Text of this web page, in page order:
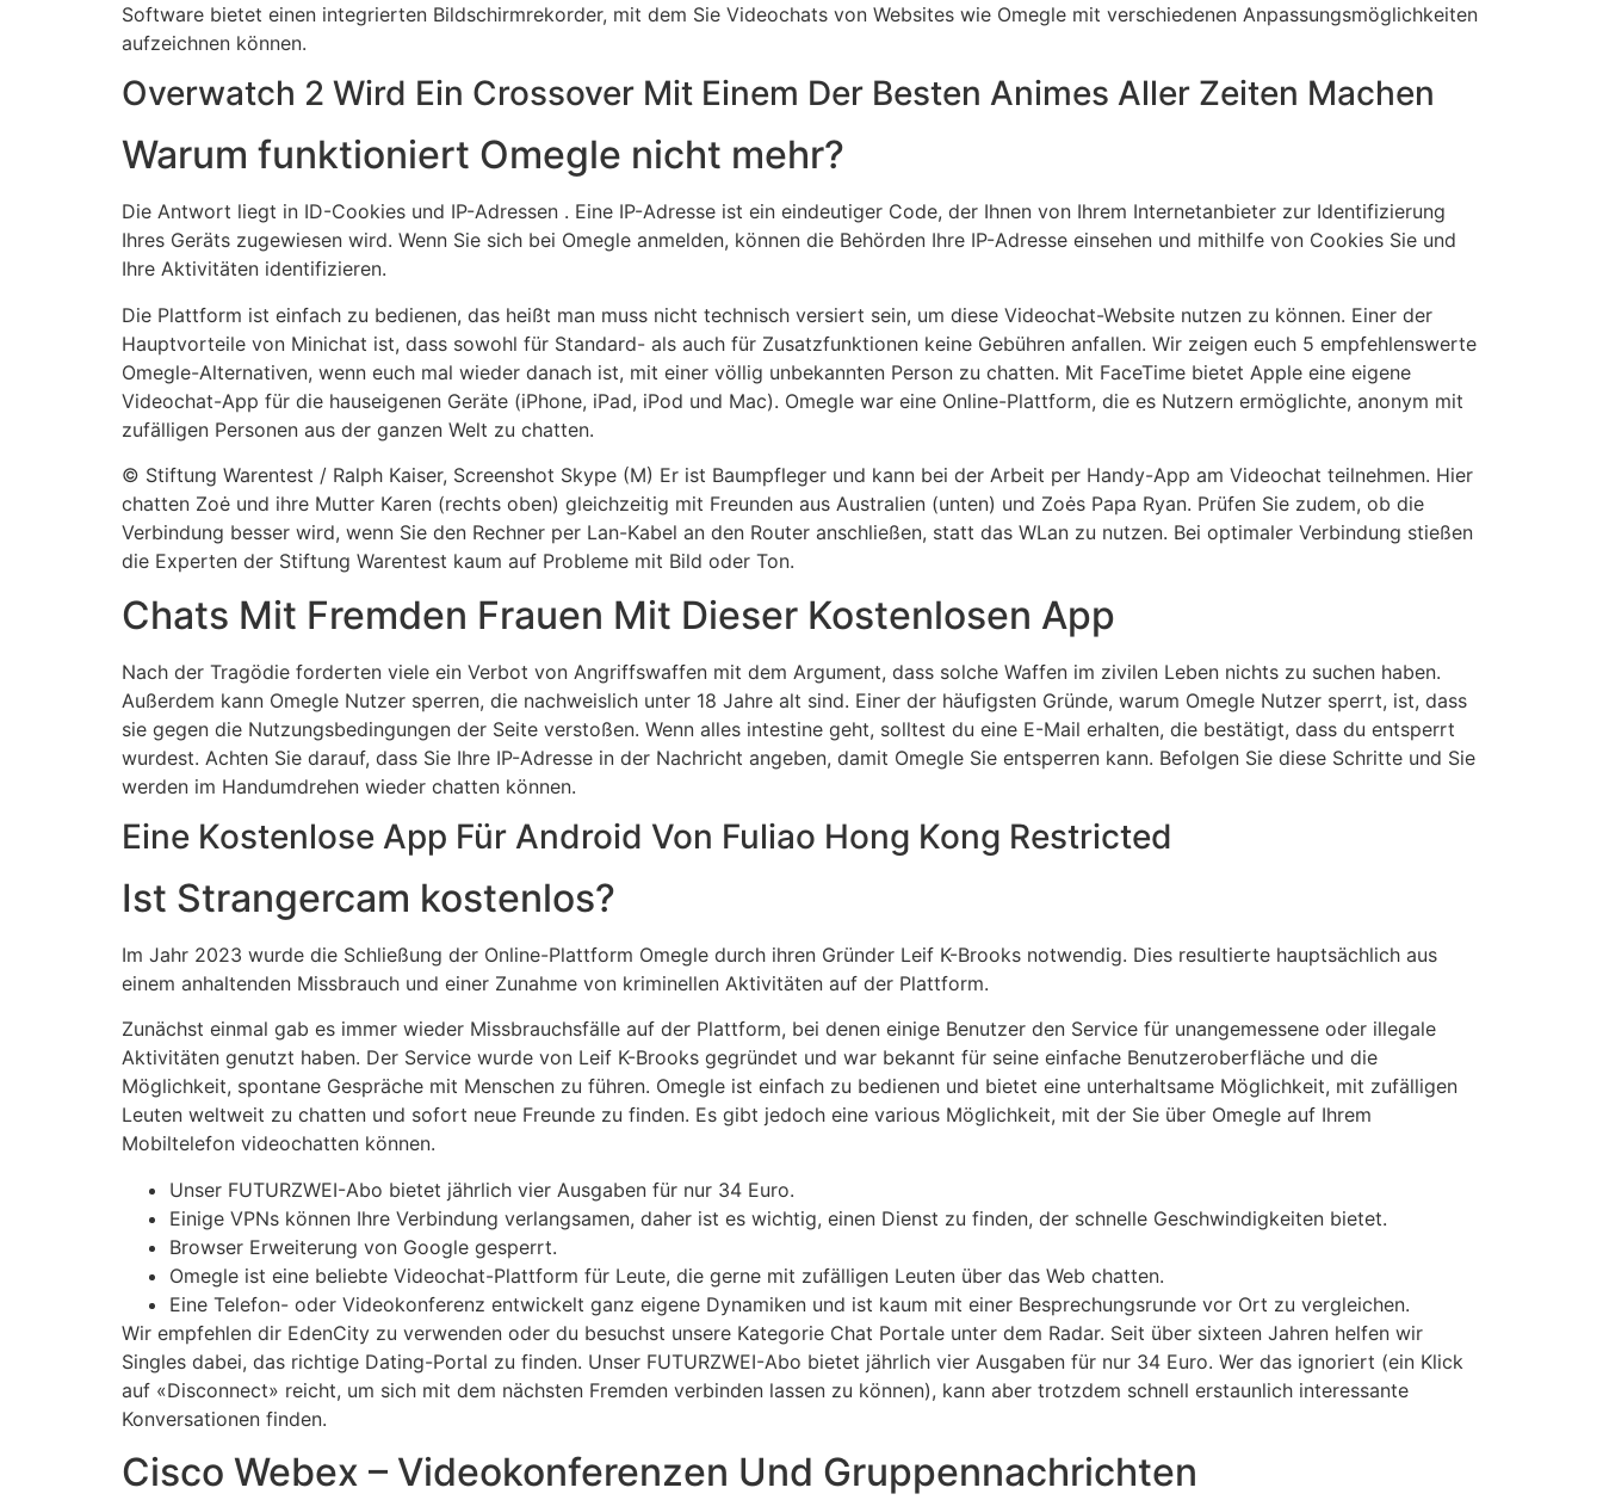
Software bietet einen integrierten Bildschirmrekorder, mit dem Sie Videochats von Websites wie Omegle mit verschiedenen Anpassungsmöglichkeiten
aufzeichnen können.
Overwatch 2 Wird Ein Crossover Mit Einem Der Besten Animes Aller Zeiten Machen
Warum funktioniert Omegle nicht mehr?
Die Antwort liegt in ID-Cookies und IP-Adressen . Eine IP-Adresse ist ein eindeutiger Code, der Ihnen von Ihrem Internetanbieter zur Identifizierung
Ihres Geräts zugewiesen wird. Wenn Sie sich bei Omegle anmelden, können die Behörden Ihre IP-Adresse einsehen und mithilfe von Cookies Sie und
Ihre Aktivitäten identifizieren.
Die Plattform ist einfach zu bedienen, das heißt man muss nicht technisch versiert sein, um diese Videochat-Website nutzen zu können. Einer der
Hauptvorteile von Minichat ist, dass sowohl für Standard- als auch für Zusatzfunktionen keine Gebühren anfallen. Wir zeigen euch 5 empfehlenswerte
Omegle-Alternativen, wenn euch mal wieder danach ist, mit einer völlig unbekannten Person zu chatten. Mit FaceTime bietet Apple eine eigene
Videochat-App für die hauseigenen Geräte (iPhone, iPad, iPod und Mac). Omegle war eine Online-Plattform, die es Nutzern ermöglichte, anonym mit
zufälligen Personen aus der ganzen Welt zu chatten.
© Stiftung Warentest / Ralph Kaiser, Screenshot Skype (M) Er ist Baum­pfleger und kann bei der Arbeit per Handy-App am Video­chat teilnehmen. Hier
chatten Zoė und ihre Mutter Karen (rechts oben) gleich­zeitig mit Freunden aus Australien (unten) und Zoės Papa Ryan. Prüfen Sie zudem, ob die
Verbindung besser wird, wenn Sie den Rechner per Lan-Kabel an den Router anschließen, statt das WLan zu nutzen. Bei optimaler Verbindung stießen
die Experten der Stiftung Warentest kaum auf Probleme mit Bild oder Ton.
Chats Mit Fremden Frauen Mit Dieser Kostenlosen App
Nach der Tragödie forderten viele ein Verbot von Angriffswaffen mit dem Argument, dass solche Waffen im zivilen Leben nichts zu suchen haben.
Außerdem kann Omegle Nutzer sperren, die nachweislich unter 18 Jahre alt sind. Einer der häufigsten Gründe, warum Omegle Nutzer sperrt, ist, dass
sie gegen die Nutzungsbedingungen der Seite verstoßen. Wenn alles intestine geht, solltest du eine E-Mail erhalten, die bestätigt, dass du entsperrt
wurdest. Achten Sie darauf, dass Sie Ihre IP-Adresse in der Nachricht angeben, damit Omegle Sie entsperren kann. Befolgen Sie diese Schritte und Sie
werden im Handumdrehen wieder chatten können.
Eine Kostenlose App Für Android Von Fuliao Hong Kong Restricted
Ist Strangercam kostenlos?
Im Jahr 2023 wurde die Schließung der Online-Plattform Omegle durch ihren Gründer Leif K-Brooks notwendig. Dies resultierte hauptsächlich aus
einem anhaltenden Missbrauch und einer Zunahme von kriminellen Aktivitäten auf der Plattform.
Zunächst einmal gab es immer wieder Missbrauchsfälle auf der Plattform, bei denen einige Benutzer den Service für unangemessene oder illegale
Aktivitäten genutzt haben. Der Service wurde von Leif K-Brooks gegründet und war bekannt für seine einfache Benutzeroberfläche und die
Möglichkeit, spontane Gespräche mit Menschen zu führen. Omegle ist einfach zu bedienen und bietet eine unterhaltsame Möglichkeit, mit zufälligen
Leuten weltweit zu chatten und sofort neue Freunde zu finden. Es gibt jedoch eine various Möglichkeit, mit der Sie über Omegle auf Ihrem
Mobiltelefon videochatten können.
Unser FUTURZWEI-Abo bietet jährlich vier Ausgaben für nur 34 Euro.
Einige VPNs können Ihre Verbindung verlangsamen, daher ist es wichtig, einen Dienst zu finden, der schnelle Geschwindigkeiten bietet.
Browser Erweiterung von Google gesperrt.
Omegle ist eine beliebte Videochat-Plattform für Leute, die gerne mit zufälligen Leuten über das Web chatten.
Eine Telefon- oder Videokonferenz entwickelt ganz eigene Dynamiken und ist kaum mit einer Besprechungsrunde vor Ort zu vergleichen.
Wir empfehlen dir EdenCity zu verwenden oder du besuchst unsere Kategorie Chat Portale unter dem Radar. Seit über sixteen Jahren helfen wir
Singles dabei, das richtige Dating-Portal zu finden. Unser FUTURZWEI-Abo bietet jährlich vier Ausgaben für nur 34 Euro. Wer das ignoriert (ein Klick
auf «Disconnect» reicht, um sich mit dem nächsten Fremden verbinden lassen zu können), kann aber trotzdem schnell erstaunlich interessante
Konversationen finden.
Cisco Webex – Videokonferenzen Und Gruppennachrichten